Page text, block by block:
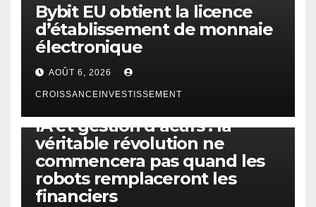
Bybit EU obtient la licence
d’établissement de monnaie
électronique
AOÛT 6, 2026
CROISSANCEINVESTISSEMENT
IA et gestion d’actifs : la
véritable révolution ne
commencera pas quand les
robots remplaceront les
financiers